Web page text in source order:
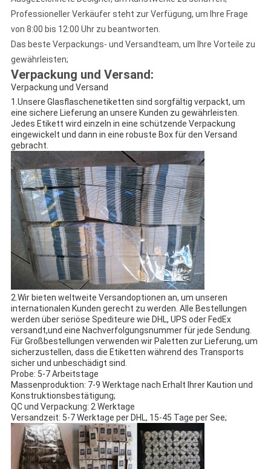
Professioneller Verkäufer steht zur Verfügung, um Ihre Frage
von 8:00 bis 12:00 Uhr zu beantworten.
Das beste Verpackungs- und Versandteam, um Ihre Vorteile zu
gewährleisten;
Verpackung und Versand:
Verpackung und Versand
1.Unsere Glasflaschenetiketten sind sorgfältig verpackt, um
eine sichere Lieferung an unsere Kunden zu gewährleisten.
Jedes Etikett wird einzeln in eine schützende Verpackung
eingewickelt und dann in eine robuste Box für den Versand
gebracht.
2.Wir bieten weltweite Versandoptionen an, um unseren
internationalen Kunden gerecht zu werden. Alle Bestellungen
werden über seriöse Spediteure wie DHL, UPS oder FedEx
versandt,und eine Nachverfolgungsnummer für jede Sendung.
Für Großbestellungen verwenden wir Paletten zur Lieferung, um
sicherzustellen, dass die Etiketten während des Transports
sicher und unbeschädigt sind.
Probe: 5-7 Arbeitstage
Massenproduktion: 7-9 Werktage nach Erhalt Ihrer Kaution und
Konstruktionsbestätigung;
QC und Verpackung: 2 Werktage
Versandzeit: 5-7 Werktage per DHL, 15-45 Tage per See;